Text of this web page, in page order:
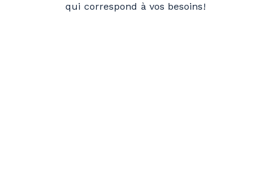
qui correspond à vos besoins!